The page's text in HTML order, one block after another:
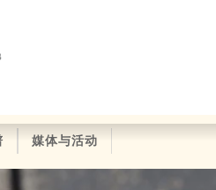
媒体与活动